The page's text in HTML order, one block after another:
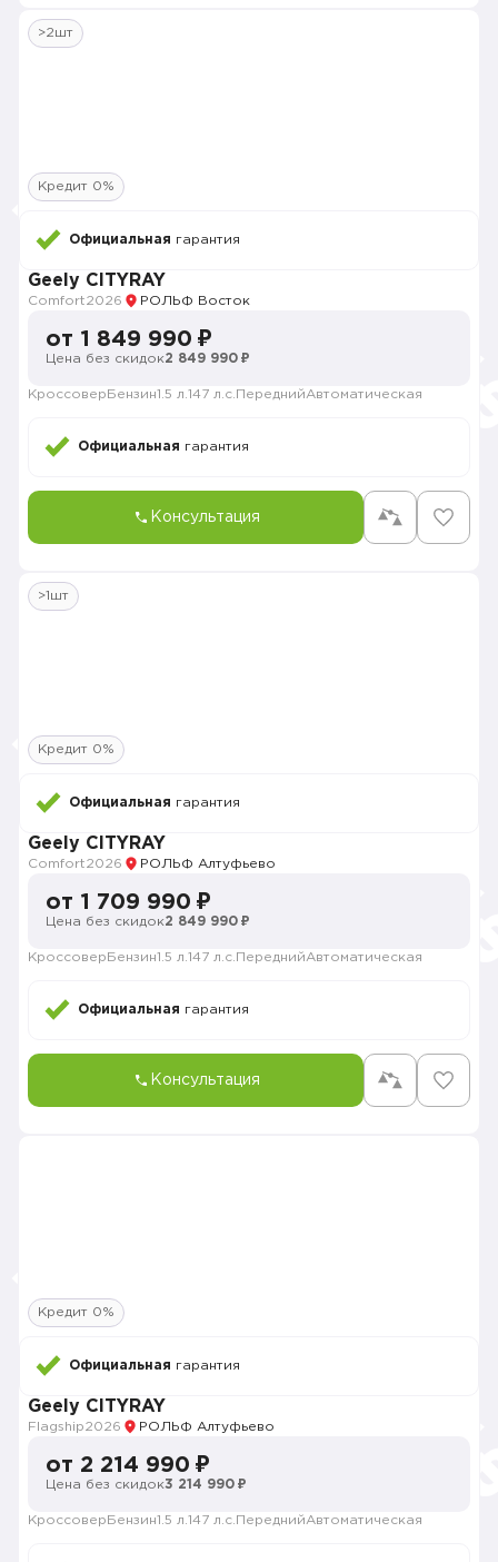
>2шт
Кредит 0%
Официальная гарантия
Geely CITYRAY
Comfort2026 РОЛЬФ Восток
от 1 849 990 ₽
Цена без скидок2 849 990 ₽
Кроссовер Бензин1.5 л. 147 л.с. ПереднийАвтоматическая
Официальная гарантия
Консультация
>1шт
Кредит 0%
Официальная гарантия
Geely CITYRAY
Comfort2026 РОЛЬФ Алтуфьево
от 1 709 990 ₽
Цена без скидок2 849 990 ₽
Кроссовер Бензин1.5 л. 147 л.с. ПереднийАвтоматическая
Официальная гарантия
Консультация
Кредит 0%
Официальная гарантия
Geely CITYRAY
Flagship2026 РОЛЬФ Алтуфьево
от 2 214 990 ₽
Цена без скидок3 214 990 ₽
Кроссовер Бензин1.5 л. 147 л.с. ПереднийАвтоматическая